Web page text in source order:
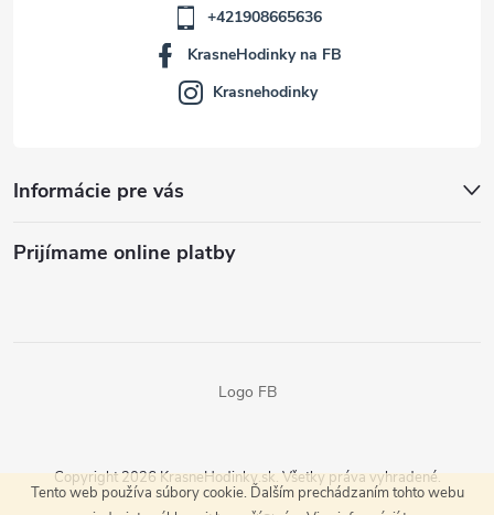
Tento web používa súbory cookie. Ďalším prechádzaním tohto webu
Informácie pre vás
Prijímame online platby
+421908665636
KrasneHodinky na FB
Krasnehodinky
Logo FB
Copyright 2026 KrasneHodinky.sk. Všetky práva vyhradené.